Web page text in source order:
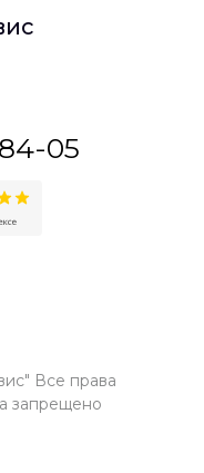
05
Все права
запрещено